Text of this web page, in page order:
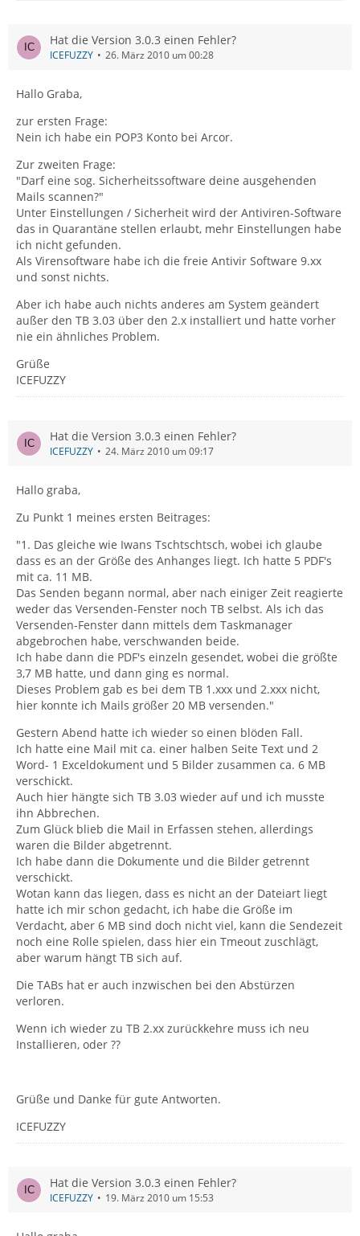
Hat die Version 3.0.3 einen Fehler?
ICEFUZZY 26. März 2010 um 00:28
Hallo Graba,
zur ersten Frage:
Nein ich habe ein POP3 Konto bei Arcor.
Zur zweiten Frage:
"Darf eine sog. Sicherheitssoftware deine ausgehenden
Mails scannen?"
Unter Einstellungen / Sicherheit wird der Antiviren-Software
das in Quarantäne stellen erlaubt, mehr Einstellungen habe
ich nicht gefunden.
Als Virensoftware habe ich die freie Antivir Software 9.xx
und sonst nichts.
Aber ich habe auch nichts anderes am System geändert
außer den TB 3.03 über den 2.x installiert und hatte vorher
nie ein ähnliches Problem.
Grüße
ICEFUZZY
Hat die Version 3.0.3 einen Fehler?
ICEFUZZY 24. März 2010 um 09:17
Hallo graba,
Zu Punkt 1 meines ersten Beitrages:
"1. Das gleiche wie Iwans Tschtschtsch, wobei ich glaube
dass es an der Größe des Anhanges liegt. Ich hatte 5 PDF's
mit ca. 11 MB.
Das Senden begann normal, aber nach einiger Zeit reagierte
weder das Versenden-Fenster noch TB selbst. Als ich das
Versenden-Fenster dann mittels dem Taskmanager
abgebrochen habe, verschwanden beide.
Ich habe dann die PDF's einzeln gesendet, wobei die größte
3,7 MB hatte, und dann ging es normal.
Dieses Problem gab es bei dem TB 1.xxx und 2.xxx nicht,
hier konnte ich Mails größer 20 MB versenden."
Gestern Abend hatte ich wieder so einen blöden Fall.
Ich hatte eine Mail mit ca. einer halben Seite Text und 2
Word- 1 Exceldokument und 5 Bilder zusammen ca. 6 MB
verschickt.
Auch hier hängte sich TB 3.03 wieder auf und ich musste
ihn Abbrechen.
Zum Glück blieb die Mail in Erfassen stehen, allerdings
waren die Bilder abgetrennt.
Ich habe dann die Dokumente und die Bilder getrennt
verschickt.
Wotan kann das liegen, dass es nicht an der Dateiart liegt
hatte ich mir schon gedacht, ich habe die Größe im
Verdacht, aber 6 MB sind doch nicht viel, kann die Sendezeit
noch eine Rolle spielen, dass hier ein Tmeout zuschlägt,
aber warum hängt TB sich auf.
Die TABs hat er auch inzwischen bei den Abstürzen
verloren.
Wenn ich wieder zu TB 2.xx zurückkehre muss ich neu
Installieren, oder ??
Grüße und Danke für gute Antworten.
ICEFUZZY
Hat die Version 3.0.3 einen Fehler?
ICEFUZZY 19. März 2010 um 15:53